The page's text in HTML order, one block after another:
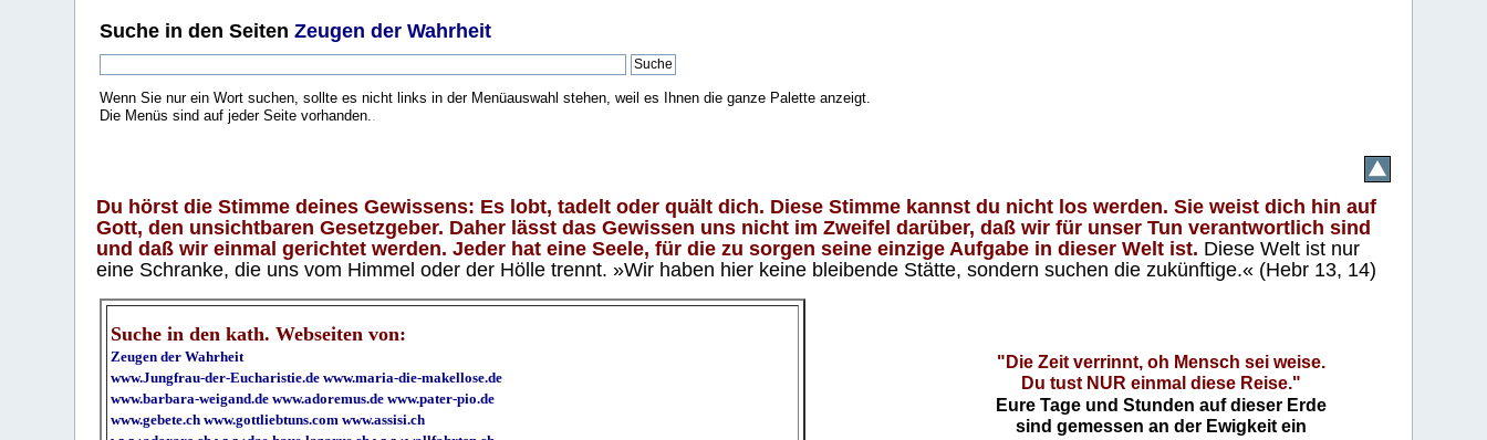
Suche in den SeitenZeugen der Wahrheit
Wenn Sie nur ein Wort suchen, sollte es nicht links in der Menüauswahl stehen, weil es Ihnen die ganze Palette anzeigt.
Die Menüs sind auf jeder Seite vorhanden..
Du hörst die Stimme deines Gewissens: Es lobt, tadelt oder quält dich. Diese Stimme kannst du nicht los werden. Sie weist dich hin auf
Gott, den unsichtbaren Gesetzgeber. Daher lässt das Gewissen uns nicht im Zweifel darüber, daß wir für unser Tun verantwortlich sind
und daß wir einmal gerichtet werden. Jeder hat eine Seele, für die zu sorgen seine einzige Aufgabe in dieser Welt ist. Diese Welt ist nur
eine Schranke, die uns vom Himmel oder der Hölle trennt. »Wir haben hier keine bleibende Stätte, sondern suchen die zukünftige.« (Hebr 13, 14)
Suche in den kath. Webseiten von:
Zeugen der Wahrheit
www.Jungfrau-der-Eucharistie.de www.maria-die-makellose.de
www.barbara-weigand.de www.adoremus.de www.pater-pio.de
www.gebete.ch www.gottliebtuns.com www.assisi.ch
"Die Zeit verrinnt, oh Mensch sei weise.
Du tust NUR einmal diese Reise."
Eure Tage und Stunden auf dieser Erde
sind gemessen an der Ewigkeit ein